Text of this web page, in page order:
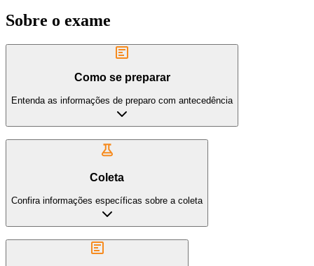
Sobre o exame
Como se preparar
Entenda as informações de preparo com antecedência
Coleta
Confira informações específicas sobre a coleta